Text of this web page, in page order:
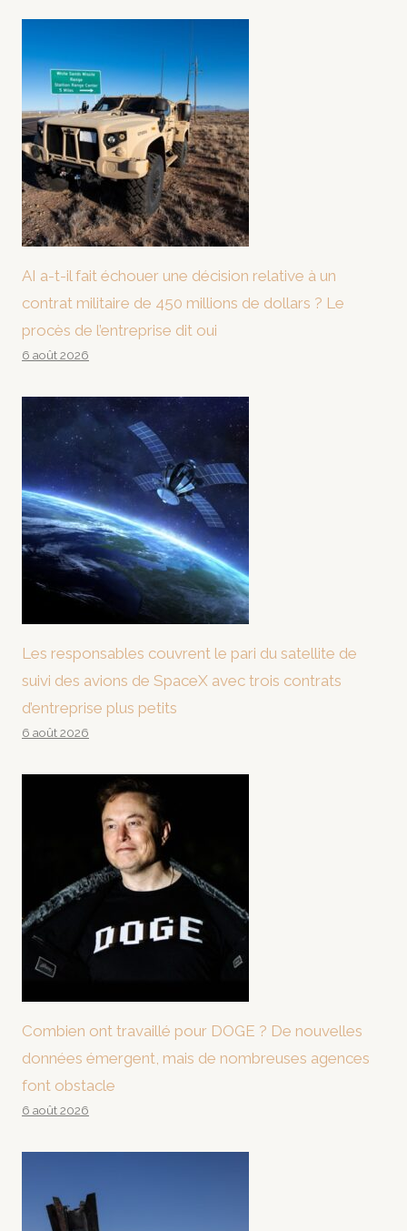
AI a-t-il fait échouer une décision relative à un
contrat militaire de 450 millions de dollars ? Le
procès de l’entreprise dit oui
6 août 2026
Les responsables couvrent le pari du satellite de
suivi des avions de SpaceX avec trois contrats
d’entreprise plus petits
6 août 2026
Combien ont travaillé pour DOGE ? De nouvelles
données émergent, mais de nombreuses agences
font obstacle
6 août 2026